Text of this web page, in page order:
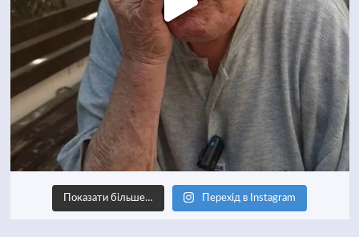
Показати більше… Перехід в Instagram